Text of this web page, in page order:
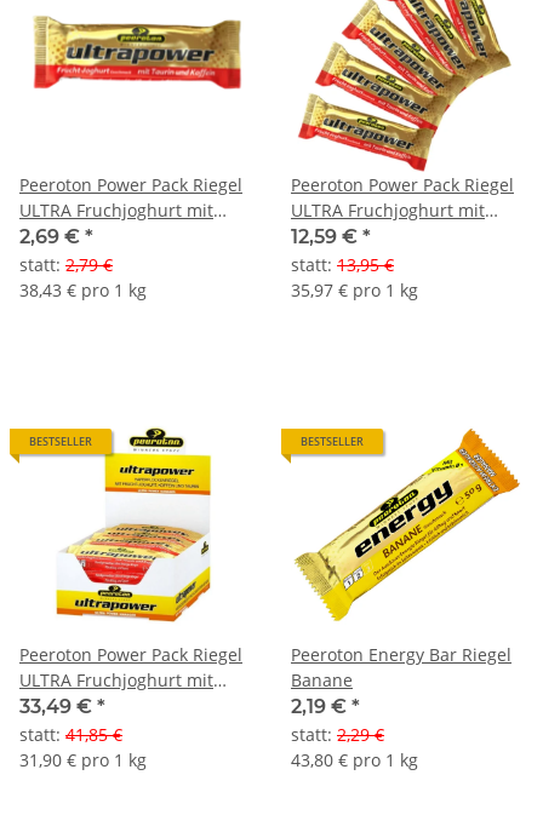
Peeroton Power Pack Riegel
ULTRA Fruchjoghurt mit
Koffein&Taurin
2,69 € *
statt: 2,79 €
38,43 € pro 1 kg
Peeroton Power Pack Riegel
ULTRA Fruchjoghurt mit
Koffein&Taurin 5er Pack
12,59 € *
statt: 13,95 €
35,97 € pro 1 kg
BESTSELLER
Peeroton Power Pack Riegel
ULTRA Fruchjoghurt mit
Koffein&Taurin 12+3 Riegel
Aktion
33,49 € *
statt: 41,85 €
31,90 € pro 1 kg
BESTSELLER
Peeroton Energy Bar Riegel
Banane
2,19 € *
statt: 2,29 €
43,80 € pro 1 kg